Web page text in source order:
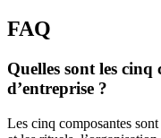
FAQ
Quelles sont les
d’entreprise ?
Les cinq composantes